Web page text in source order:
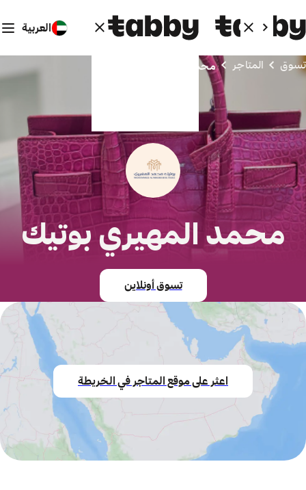
العربية
تسوق المتاجر محمد المهيري بوتيك
محمد المهيري بوتيك
تسوق أونلاين
اعثر على موقع المتاجر في الخريطة